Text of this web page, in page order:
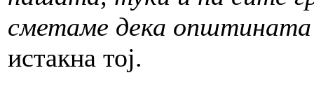
сметаме дека општината
истакна тој.